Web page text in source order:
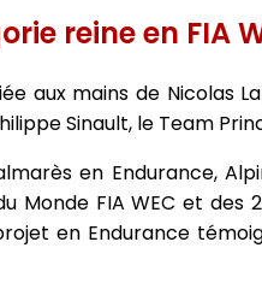
reine en FIA
aux mains de Nicolas
Sinault, le Team
en Endurance,
Monde FIA WEC et des
en Endurance